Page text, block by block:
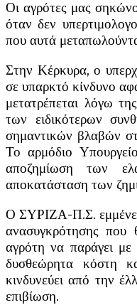
Οι αγρότες μας
όταν δεν
που αυτά
Στην Κέρκυρα, ο
σε υπαρκτό κίνδυνο
μετατρέπεται λόγω
των ειδικότερων
σημαντικών βλαβών
Το αρμόδιο
αποζημίωση των
αποκατάσταση των
Ο ΣΥΡΙΖΑ-Π.Σ.
ανασυγκρότησης που
αγρότη να παράγει
δυσθεώρητα κόστη
κινδυνεύει από την
επιβίωση.